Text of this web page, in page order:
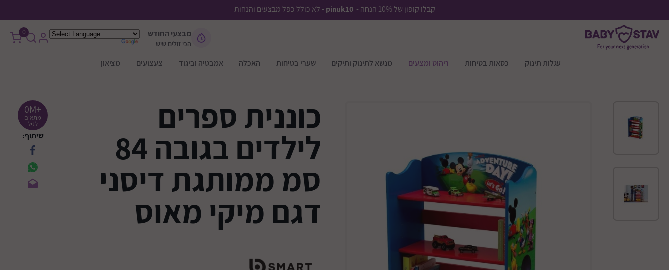
קבלו קופון של 10% הנחה - pinuk10 - לא כולל כפל מבצעים והנחות
עגלות תינוק כסאות בטיחות ריהוט ומצעים מנשא לתינוק ותיקים שערי בטיחות האכלה אמבטיה וביגוד צעצועים מציאון
מבצעי החודש
הכי זולים שיש
0
כוננית ספרים
לילדים בגובה 84
סמ ממותגת דיסני
דגם מיקי מאוס
+0M
מתאים
לגיל
שיתוף: